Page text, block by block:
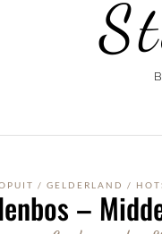
/ GELDERLAND /
–